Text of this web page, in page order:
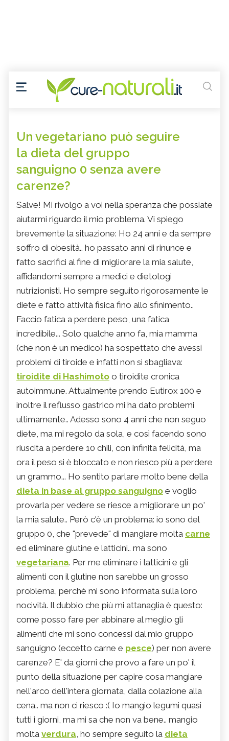
Un vegetariano può seguire
la dieta del gruppo
sanguigno 0 senza avere
carenze?
Salve! Mi rivolgo a voi nella speranza che possiate
aiutarmi riguardo il mio problema. Vi spiego
brevemente la situazione: Ho 24 anni e da sempre
soffro di obesità.. ho passato anni di rinunce e
fatto sacrifici al fine di migliorare la mia salute,
affidandomi sempre a medici e dietologi
nutrizionisti. Ho sempre seguito rigorosamente le
diete e fatto attività fisica fino allo sfinimento..
Faccio fatica a perdere peso, una fatica
incredibile... Solo qualche anno fa, mia mamma
(che non è un medico) ha sospettato che avessi
problemi di tiroide e infatti non si sbagliava:
tiroidite di Hashimoto o tiroidite cronica
autoimmune. Attualmente prendo Eutirox 100 e
inoltre il reflusso gastrico mi ha dato problemi
ultimamente.. Adesso sono 4 anni che non seguo
diete, ma mi regolo da sola, e così facendo sono
riuscita a perdere 10 chili, con infinita felicità, ma
ora il peso si è bloccato e non riesco più a perdere
un grammo... Ho sentito parlare molto bene della
dieta in base al gruppo sanguigno e voglio
provarla per vedere se riesce a migliorare un po'
la mia salute.. Però c'è un problema: io sono del
gruppo 0, che "prevede" di mangiare molta carne
ed eliminare glutine e latticini.. ma sono
vegetariana. Per me eliminare i latticini e gli
alimenti con il glutine non sarebbe un grosso
problema, perchè mi sono informata sulla loro
nocività. Il dubbio che più mi attanaglia è questo:
come posso fare per abbinare al meglio gli
alimenti che mi sono concessi dal mio gruppo
sanguigno (eccetto carne e pesce) per non avere
carenze? E' da giorni che provo a fare un po' il
punto della situazione per capire cosa mangiare
nell'arco dell'intera giornata, dalla colazione alla
cena.. ma non ci riesco :( Io mangio legumi quasi
tutti i giorni, ma mi sa che non va bene.. mangio
molta verdura, ho sempre seguito la dieta